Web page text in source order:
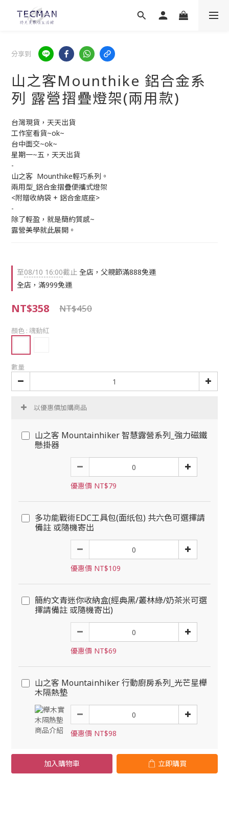
分享到
山之客Mounthike 鋁合金系
列 露營摺疊燈架(兩用款)
台灣現貨，天天出貨
工作室看貨~ok~
台中面交~ok~
星期一~五，天天出貨
-
山之客  Mounthike輕巧系列。
兩用型_鋁合金摺疊便攜式燈架
<附贈收納袋 + 鋁合金底座>
-
除了輕盈，就是簡約質感~
露營美學就此展開。
至08/10 16:00截止 全店，父親節滿888免運
全店，滿999免運
NT$358 NT$450
顏色 : 魂動紅
數量
以優惠價加購商品
山之客 Mountainhiker 智慧露營系列_強力磁鐵
懸掛器
優惠價 NT$79
多功能戰術EDC工具包(面纸包) 共六色可選擇請
備註 或隨機寄出
優惠價 NT$109
簡約文青迷你收納盒(經典黑/叢林綠/奶茶米可選
擇請備註 或隨機寄出)
優惠價 NT$69
山之客 Mountainhiker 行動廚房系列_光芒星櫸
木隔熱墊
優惠價 NT$98
加入購物車 立即購買